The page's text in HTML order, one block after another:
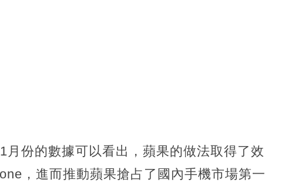
份的數據可以看出，蘋果的做法取得了效
，進而推動蘋果搶占了國內手機市場第一